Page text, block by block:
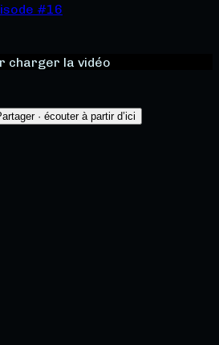
#16
charger la vidéo
· écouter à partir d’ici